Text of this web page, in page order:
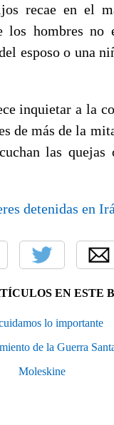
recae en el
hombres no
esposo o una
inquietar a la
de más de la
las
detenidas en
EN ESTE
lo importante
de la Guerra
Moleskine